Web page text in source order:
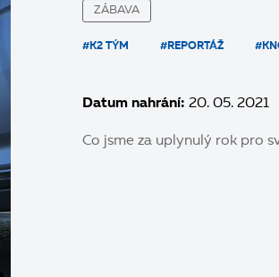
ZÁBAVA
#K2 TÝM #REPORTÁŽ
Datum nahrání: 20. 05. 2021
Co jsme za uplynulý rok pro